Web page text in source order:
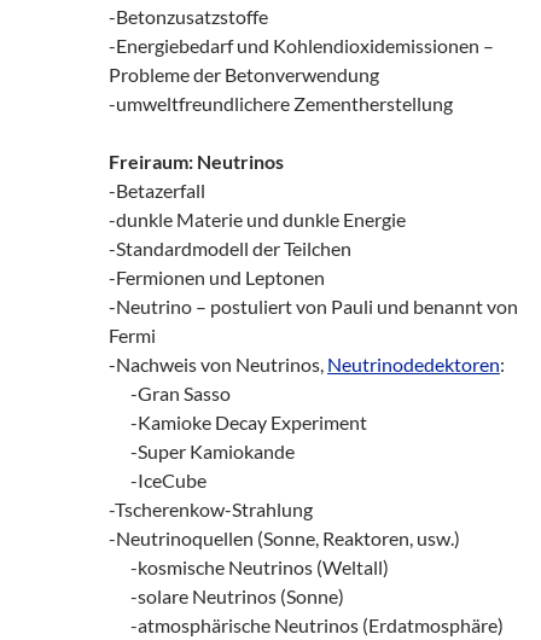
-Betonzusatzstoffe
-Energiebedarf und Kohlendioxidemissionen –
Probleme der Betonverwendung
-umweltfreundlichere Zementherstellung
Freiraum: Neutrinos
-Betazerfall
-dunkle Materie und dunkle Energie
-Standardmodell der Teilchen
-Fermionen und Leptonen
-Neutrino – postuliert von Pauli und benannt von
Fermi
-Nachweis von Neutrinos, Neutrinodedektoren:
-Gran Sasso
-Kamioke Decay Experiment
-Super Kamiokande
-IceCube
-Tscherenkow-Strahlung
-Neutrinoquellen (Sonne, Reaktoren, usw.)
-kosmische Neutrinos (Weltall)
-solare Neutrinos (Sonne)
-atmosphärische Neutrinos (Erdatmosphäre)